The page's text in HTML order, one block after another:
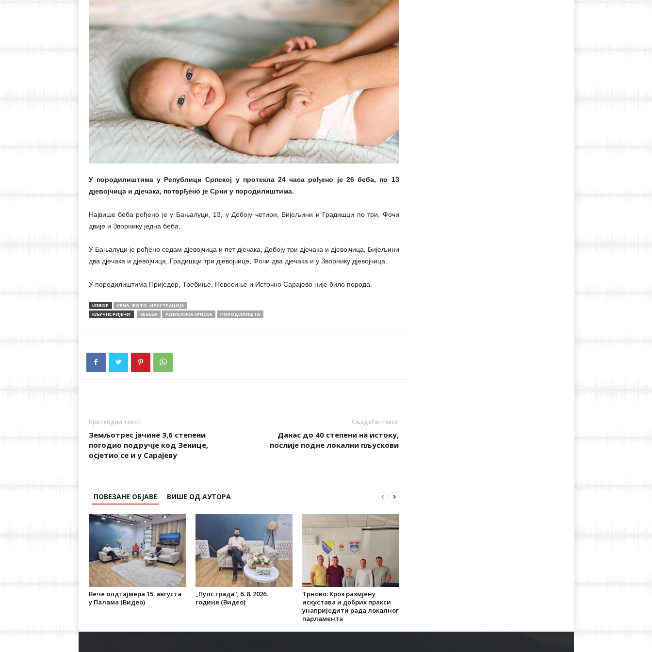
У породилиштима у Републици Српској у протекла 24 часа рођено је 26 беба, по 13
дјевојчица и дјечака, потврђено је Срни у породилиштима.
Највише беба рођено је у Бањалуци, 13, у Добоју четири, Бијељини и Градишци по три, Фочи
двије и Зворнику једна беба.
У Бањалуци је рођено седам дјевојчица и пет дјечака, Добоју три дјечака и дјевојчица, Бијељини
два дјечака и дјевојчица, Градишци три дјевојчице, Фочи два дјечака и у Зворнику дјевојчица.
У породилиштима Приједор, Требиње, Невесиње и Источно Сарајево није било порода.
ИЗВОР
СРНА, ФОТО: ИЛУСТРАЦИЈА
КЉУЧНЕ РИЈЕЧИ
26 БЕБА РЕПУБЛИКА СРПСКА ПОРОДИЛИШТА
Претходни текст
Земљотрес јачине 3,6 степени
погодио подручје код Зенице,
осјетио се и у Сарајеву
Сљедећи текст
Данас до 40 степени на истоку,
послије подне локални пљускови
ПОВЕЗАНЕ ОБЈАВЕ ВИШЕ ОД АУТОРА
Вече олдтајмера 15. августа
у Палама (Видео)
„Пулс града“, 6. 8. 2026.
године (Видео)
Трново: Кроз размјену
искустава и добрих пракси
унаприједити рада локалног
парламента